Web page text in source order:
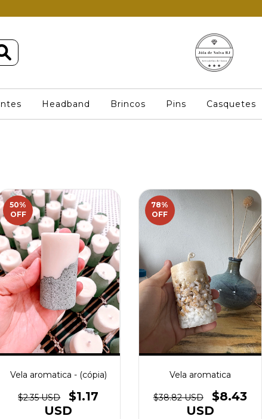
Headband Brincos Pins Casquetes
50%
OFF
Vela aromatica - (cópia)
$2.35 USD
$1.17
USD
78%
OFF
Vela aromatica
$38.82 USD
$8.43
USD